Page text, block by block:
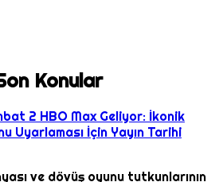
Konular
2 HBO Max Geliyor: İkonik
Uyarlaması İçin Yayın Tarihi
ve dövüş oyunu tutkunlarının